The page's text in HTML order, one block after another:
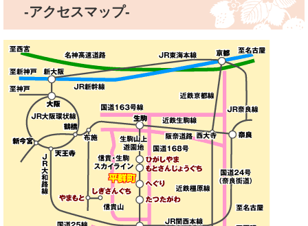
-アクセスマップ-